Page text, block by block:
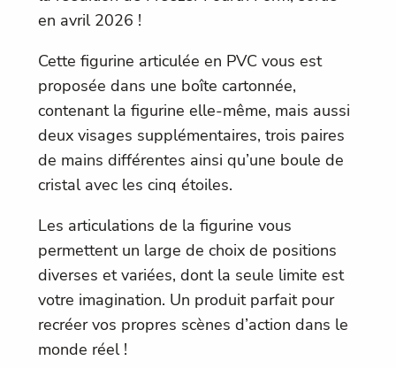
en avril 2026 !
Cette figurine articulée en PVC vous est
proposée dans une boîte cartonnée,
contenant la figurine elle-même, mais aussi
deux visages supplémentaires, trois paires
de mains différentes ainsi qu’une boule de
cristal avec les cinq étoiles.
Les articulations de la figurine vous
permettent un large de choix de positions
diverses et variées, dont la seule limite est
votre imagination. Un produit parfait pour
recréer vos propres scènes d’action dans le
monde réel !